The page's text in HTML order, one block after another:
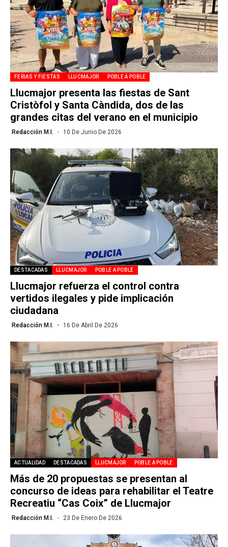
FERIAS Y FIESTAS LLUCMAJOR POBLE A POBLE
Llucmajor presenta las fiestas de Sant
Cristòfol y Santa Càndida, dos de las
grandes citas del verano en el municipio
Redacción M.I. 10 De Junio De 2026
DESTACADAS LLUCMAJOR POBLE A POBLE
Llucmajor refuerza el control contra
vertidos ilegales y pide implicación
ciudadana
Redacción M.I. 16 De Abril De 2026
ACTUALIDAD DESTACADAS LLUCMAJOR POBLE A POBLE
Más de 20 propuestas se presentan al
concurso de ideas para rehabilitar el Teatre
Recreatiu “Cas Coix” de Llucmajor
Redacción M.I. 23 De Enero De 2026